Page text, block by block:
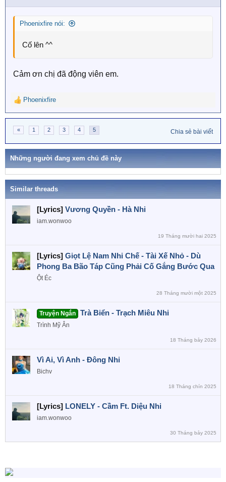
Phoenixfire nói:
Cố lên ^^
Cảm ơn chị đã động viên em.
R
e
i
o
n
s
:
Phoenixfire
« 1 2 3 4 5 Chia sẻ bài viết
Những người đang xem chủ đề này
Similar threads
[Lyrics] Vương Quyền - Hà Nhi
iam.wonwoo
19 Tháng mười hai 2025
[Lyrics] Giọt Lệ Nam Nhi Chế - Tài Xế Nhỏ - Dù
Phong Ba Bão Táp Cũng Phải Cố Gắng Bước Qua
Ột Éc
28 Tháng mười một 2025
Truyện Ngắn Trà Biển - Trạch Miêu Nhi
Trình Mỹ Ân
18 Tháng bảy 2026
Vì Ai, Vì Anh - Đông Nhi
Bichv
18 Tháng chín 2025
[Lyrics] LONELY - Cầm Ft. Diệu Nhi
iam.wonwoo
30 Tháng bảy 2025